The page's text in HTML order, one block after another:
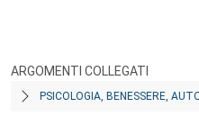
ARGOMENTI COLLEGATI
PSICOLOGIA, BENESSERE,